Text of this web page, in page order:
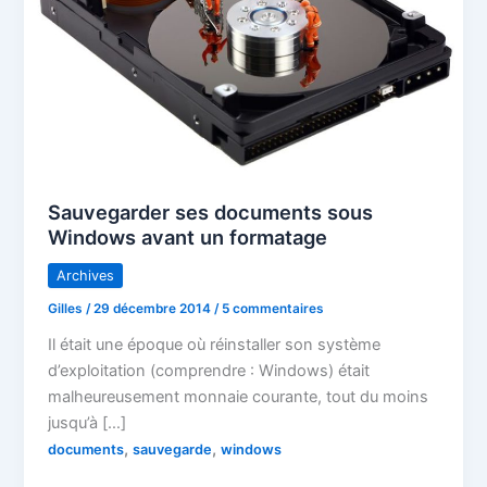
Sauvegarder ses documents sous
Windows avant un formatage
Archives
Gilles/29 décembre 2014/ 5 commentaires
Il était une époque où réinstaller son système
d’exploitation (comprendre : Windows) était
malheureusement monnaie courante, tout du moins
jusqu’à […]
documents,sauvegarde,windows